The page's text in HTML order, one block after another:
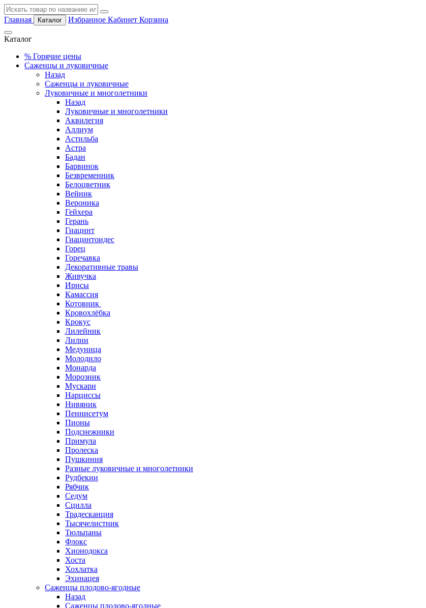
Главная Каталог Избранное Кабинет Корзина
Каталог
% Горячие цены
Саженцы и луковичные
Назад
Саженцы и луковичные
Луковичные и многолетники
Назад
Луковичные и многолетники
Аквилегия
Аллиум
Астильба
Астра
Бадан
Барвинок
Безвременник
Белоцветник
Вейник
Вероника
Гейхера
Герань
Гиацинт
Гиацинтоидес
Горец
Горечавка
Декоративные травы
Живучка
Ирисы
Камассия
Котовник
Кровохлёбка
Крокус
Лилейник
Лилии
Медуница
Молодило
Монарда
Морозник
Мускари
Нарциссы
Нивяник
Пеннисетум
Пионы
Подснежники
Примула
Пролеска
Пушкиния
Разные луковичные и многолетники
Рудбекии
Рябчик
Седум
Сцилла
Традесканция
Тысячелистник
Тюльпаны
Флокс
Хионодокса
Хоста
Хохлатка
Эхинацея
Саженцы плодово-ягодные
Назад
Саженцы плодово-ягодные